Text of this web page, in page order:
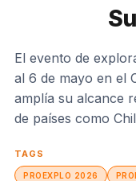
El evento de
al 6 de mayo en el
amplía su alcance
de países como
TAGS
PROEXPLO 2026